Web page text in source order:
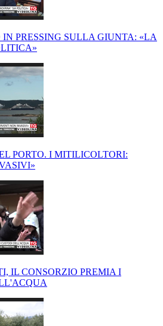
PRESSING SULLA GIUNTA: «LA
PORTO. I MITILICOLTORI:
IL CONSORZIO PREMIA I